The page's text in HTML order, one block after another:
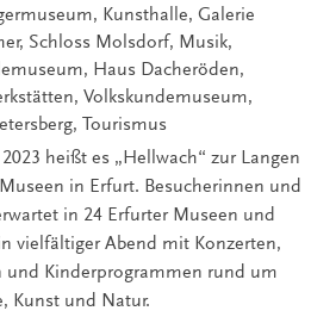
Kunsthalle, Galerie
Schloss Molsdorf, Musik,
Haus Dacheröden,
Volkskundemuseum,
Tourismus
heißt es „Hellwach“ zur Langen
in Erfurt. Besucherinnen und
in 24 Erfurter Museen und
vielfältiger Abend mit Konzerten,
und Kinderprogrammen rund um
Kunst und Natur.